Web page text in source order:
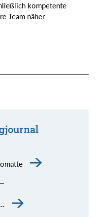
kompetente
Team näher